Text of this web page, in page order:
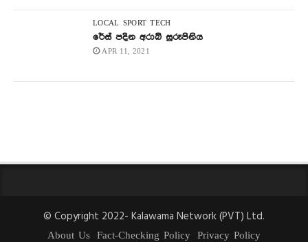
LOCAL SPORT TECH
රේස් පදින අරාබි සුරූපිනිය
APR 11, 2021
© Copyright 2022- Kalawama Network (PVT) Ltd.
About Us Fact-Checking Policy Privacy Policy